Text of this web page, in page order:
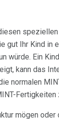
gut Ihr Kind in
würde. Ein
kann das
normalen
Fertigkeiten
mögen